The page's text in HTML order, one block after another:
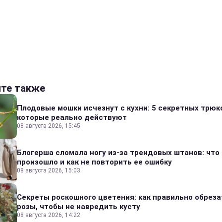
также
Плодовые мошки исчезнут с кухни: 5 секретных
которые реально действуют
08 августа 2026, 15:45
Блогерша сломала ногу из-за трендовых штанов: что
произошло и как не повторить ее ошибку
08 августа 2026, 15:03
Секреты роскошного цветения: как правильно
розы, чтобы не навредить кусту
08 августа 2026, 14:22